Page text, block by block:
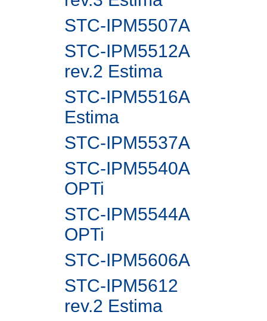
STC-IPM5507A
STC-IPM5512A
rev.2 Estima
STC-IPM5516A
Estima
STC-IPM5537A
STC-IPM5540A
OPTi
STC-IPM5544A
OPTi
STC-IPM5606A
STC-IPM5612
rev.2 Estima